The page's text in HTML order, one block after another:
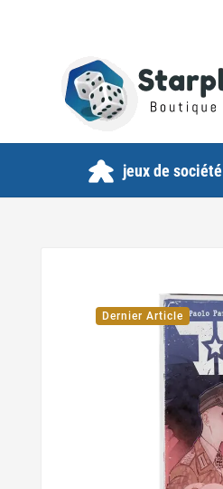
jeux de société
Dernier Article